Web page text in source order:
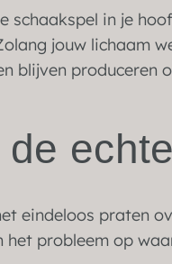
in je
jouw lichaam
blijven produceren
eindeloos praten
het probleem op